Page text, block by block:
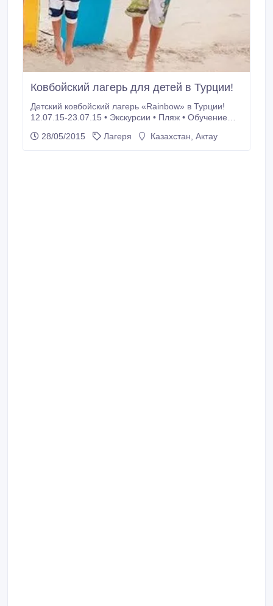
Ковбойский лагерь для детей в Турции!
Детский ковбойский лагерь «Rainbow» в Турции!
12.07.15-23.07.15 • Экскурсии • Пляж • Обучение
и развлечения • Дискотеки Цена 975 у.е. Тел.: +7707
28/05/2015 Лагеря Казахстан, Актау